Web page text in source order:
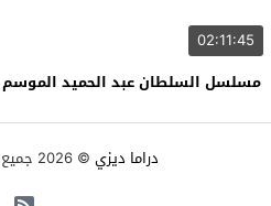
02:11:45
مسلسل السلطان عبد الحميد الموسم
دراما ديزي © 2026 جميع الحقوق محفوظة.